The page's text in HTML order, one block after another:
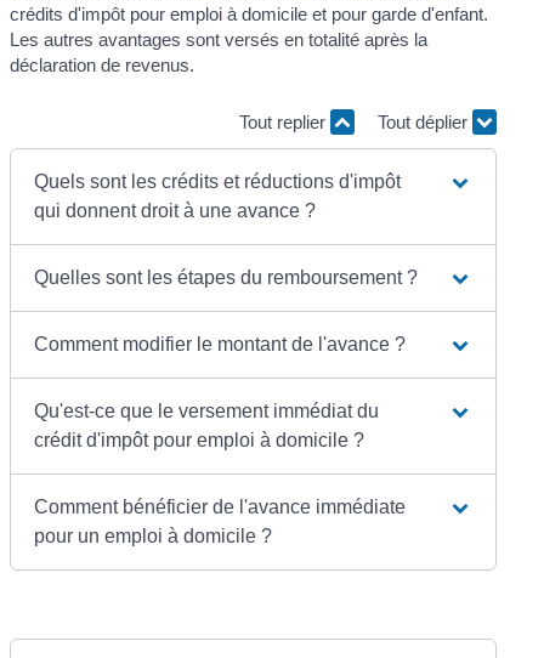
crédits d'impôt pour emploi à domicile et pour garde d'enfant.
Les autres avantages sont versés en totalité après la
déclaration de revenus.
Tout replier Tout déplier
Quels sont les crédits et réductions d'impôt
qui donnent droit à une avance ?
Quelles sont les étapes du remboursement ?
Comment modifier le montant de l'avance ?
Qu'est-ce que le versement immédiat du
crédit d'impôt pour emploi à domicile ?
Comment bénéficier de l'avance immédiate
pour un emploi à domicile ?